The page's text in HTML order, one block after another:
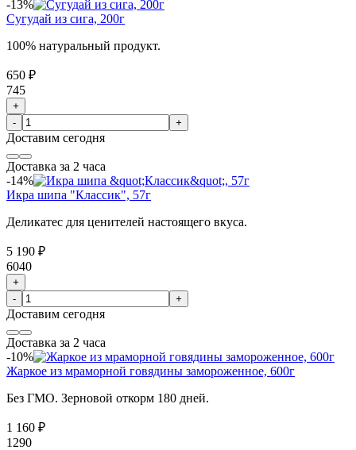
-13%
Сугудай из сига, 200г
100% натуральный продукт.
650 ₽
745
+
-
+
Доставим сегодня
Доставка за 2 часа
-14%
Икра шипа "Классик", 57г
Деликатес для ценителей настоящего вкуса.
5 190 ₽
6040
+
-
+
Доставим сегодня
Доставка за 2 часа
-10%
Жаркое из мраморной говядины замороженное, 600г
Без ГМО. Зерновой откорм 180 дней.
1 160 ₽
1290